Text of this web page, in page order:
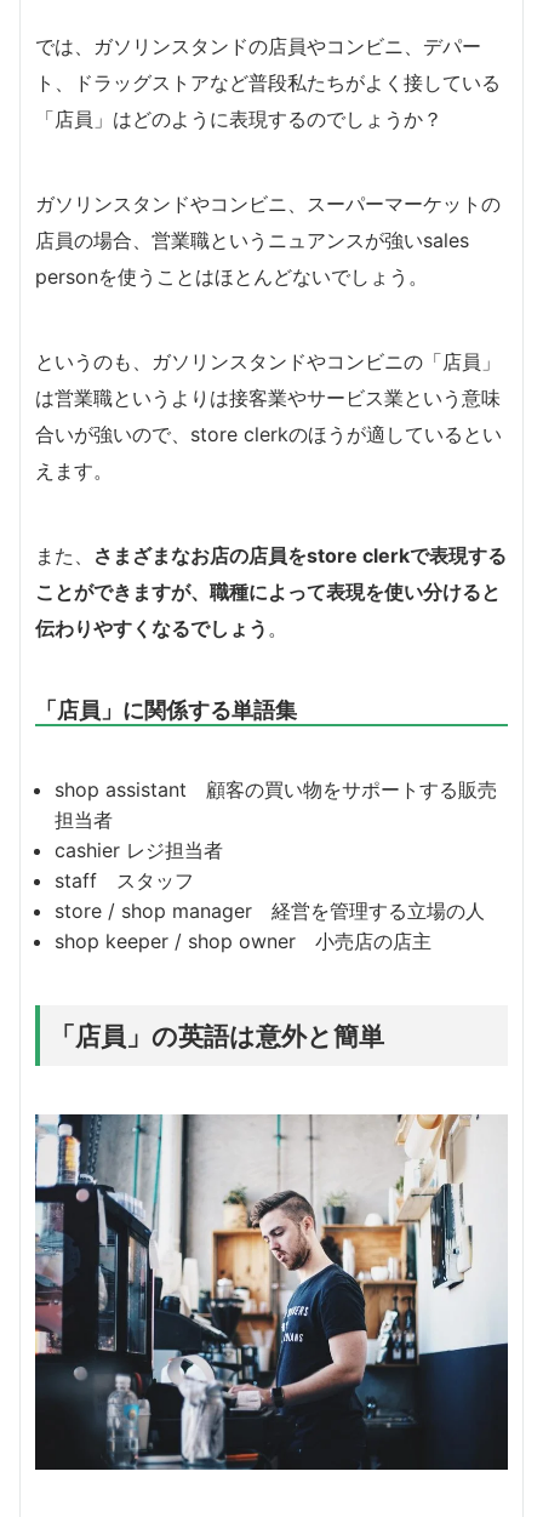
では、ガソリンスタンドの店員やコンビニ、デパー
ト、ドラッグストアなど普段私たちがよく接している
「店員」はどのように表現するのでしょうか？
ガソリンスタンドやコンビニ、スーパーマーケットの
店員の場合、営業職というニュアンスが強いsales
personを使うことはほとんどないでしょう。
というのも、ガソリンスタンドやコンビニの「店員」
は営業職というよりは接客業やサービス業という意味
合いが強いので、store clerkのほうが適しているとい
えます。
また、 さまざまなお店の店員をstore clerkで表現する
ことができますが、職種によって表現を使い分けると
伝わりやすくなるでしょう 。
「店員」に関係する単語集
shop assistant 顧客の買い物をサポートする販売
担当者
cashier レジ担当者
staff スタッフ
store / shop manager 経営を管理する立場の人
shop keeper / shop owner 小売店の店主
「店員」の英語は意外と簡単